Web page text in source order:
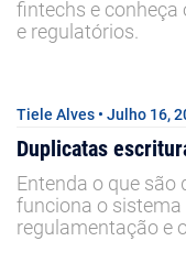
fintechs e
e regulatórios.
Tiele Alves • Julho 16,
Duplicatas
Entenda o que
funciona o sistema
regulamentação e